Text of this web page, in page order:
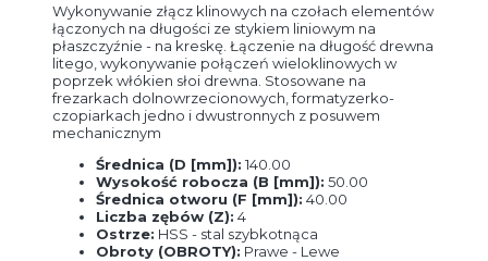
Wykonywanie złącz klinowych na czołach elementów
łączonych na długości ze stykiem liniowym na
płaszczyźnie - na kreskę. Łączenie na długość drewna
litego, wykonywanie połączeń wieloklinowych w
poprzek włókien słoi drewna. Stosowane na
frezarkach dolnowrzecionowych, formatyzerko-
czopiarkach jedno i dwustronnych z posuwem
mechanicznym
Średnica (D [mm]): 140.00
Wysokość robocza (B [mm]): 50.00
Średnica otworu (F [mm]): 40.00
Liczba zębów (Z): 4
Ostrze: HSS - stal szybkotnąca
Obroty (OBROTY): Prawe - Lewe